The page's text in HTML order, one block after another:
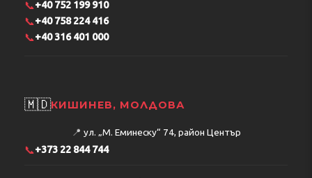
📞+40 752 199 910
📞+40 758 224 416
📞+40 316 401 000
🇲🇩КИШИНЕВ, МОЛДОВА
📍 ул. „М. Еминеску“ 74, район Център
📞+373 22 844 744